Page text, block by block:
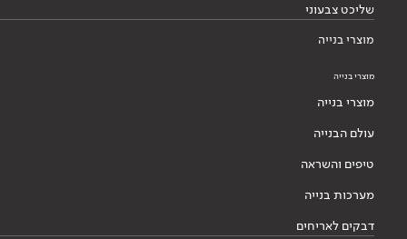
שליכט צבעוני
מוצרי בנייה
מוצרי בנייה
מוצרי בנייה
עולם הבנייה
טיפים והשראה
מערכות בנייה
דבקים לאריחים